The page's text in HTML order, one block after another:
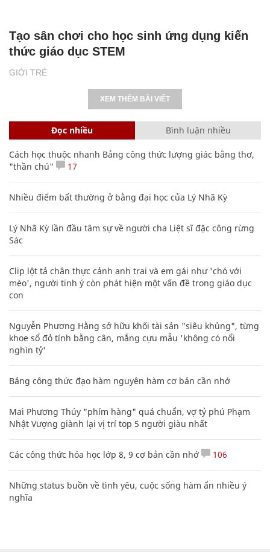
GIỚI TRẺ
Tạo sân chơi cho học sinh ứng dụng kiến
thức giáo dục STEM
XEM THÊM BÀI VIẾT
Đọc nhiều Bình luận nhiều
Cách học thuộc nhanh Bảng công thức lượng giác bằng thơ,
"thần chú"
17
Nhiều điểm bất thường ở bằng đại học của Lý Nhã Kỳ
Lý Nhã Kỳ lần đầu tâm sự về người cha Liệt sĩ đặc công rừng
Sác
Clip lột tả chân thực cảnh anh trai và em gái như 'chó với
mèo', người tinh ý còn phát hiện một vấn đề trong giáo dục
con
Nguyễn Phương Hằng sở hữu khối tài sản "siêu khủng", từng
khoe sổ đỏ tính bằng cân, mắng cựu mẫu 'không có nổi
nghìn tỷ'
Bảng công thức đạo hàm nguyên hàm cơ bản cần nhớ
Mai Phương Thúy "phím hàng" quá chuẩn, vợ tỷ phú Phạm
Nhật Vượng giành lại vị trí top 5 người giàu nhất
Các công thức hóa học lớp 8, 9 cơ bản cần nhớ 106
Những status buồn về tình yêu, cuộc sống hàm ẩn nhiều ý
nghĩa